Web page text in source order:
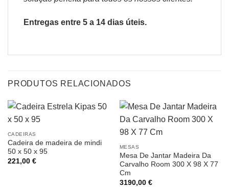
Entregas entre 5 a 14 dias úteis.
PRODUTOS RELACIONADOS
CADEIRAS
Cadeira de madeira de mindi
50 x 50 x 95
221,00 €
MESAS
Mesa De Jantar Madeira Da
Carvalho Room 300 X 98 X 77
Cm
3190,00 €